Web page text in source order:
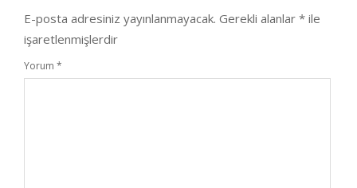
E-posta adresiniz yayınlanmayacak. Gerekli alanlar * ile
işaretlenmişlerdir
Yorum *